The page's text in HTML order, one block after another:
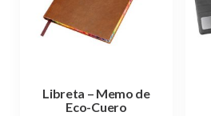
Libreta – Memo de
Eco-Cuero